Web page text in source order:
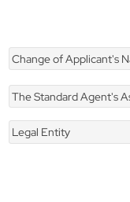
Change of Applicant's
The Standard Agent's
Legal Entity